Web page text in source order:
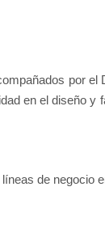
por
en el diseño
de negocio